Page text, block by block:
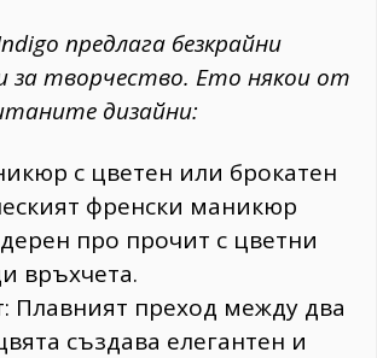
предлага безкрайни
за творчество. Ето някои от
дизайни:
с цветен или брокатен
френски маникюр
про прочит с цветни
връхчета.
Плавният преход между два
създава елегантен и